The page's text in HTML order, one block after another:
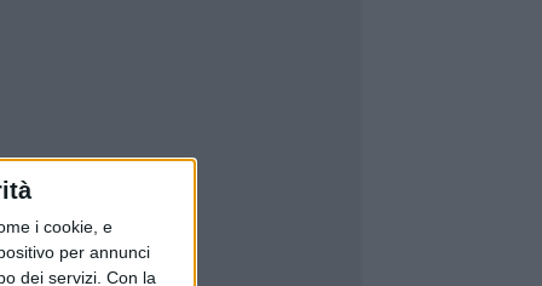
i cookie, e
per annunci
dei servizi. Con la